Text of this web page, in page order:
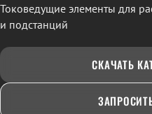
Токоведущие элементы для
и подстанций
СКАЧАТЬ